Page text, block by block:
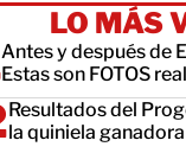
LO MÁS
Antes y después de
Estas son FOTOS
Resultados del
la quiniela ganadora